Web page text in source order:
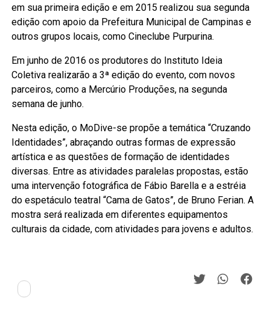
em sua primeira edição e em 2015 realizou sua segunda
edição com apoio da Prefeitura Municipal de Campinas e
outros grupos locais, como Cineclube Purpurina.
Em junho de 2016 os produtores do Instituto Ideia
Coletiva realizarão a 3ª edição do evento, com novos
parceiros, como a Mercúrio Produções, na segunda
semana de junho.
Nesta edição, o MoDive-se propõe a temática “Cruzando
Identidades”, abraçando outras formas de expressão
artística e as questões de formação de identidades
diversas. Entre as atividades paralelas propostas, estão
uma intervenção fotográfica de Fábio Barella e a estréia
do espetáculo teatral “Cama de Gatos”, de Bruno Ferian. A
mostra será realizada em diferentes equipamentos
culturais da cidade, com atividades para jovens e adultos.